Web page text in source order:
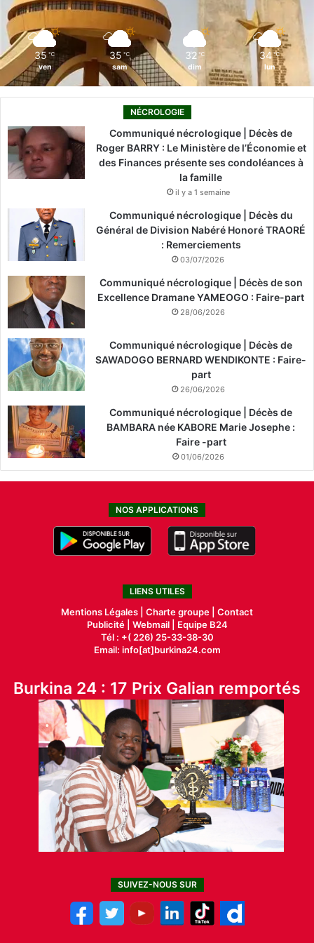
k
n
35 ℃
ven
35 ℃
sam
32 ℃
dim
34 ℃
lun
NÉCROLOGIE
Communiqué nécrologique | Décès de
Roger BARRY : Le Ministère de l’Économie et
des Finances présente ses condoléances à
la famille
il y a 1 semaine
Communiqué nécrologique | Décès du
Général de Division Nabéré Honoré TRAORÉ
: Remerciements
03/07/2026
Communiqué nécrologique | Décès de son
Excellence Dramane YAMEOGO : Faire-part
28/06/2026
Communiqué nécrologique | Décès de
SAWADOGO BERNARD WENDIKONTE : Faire-
part
26/06/2026
Communiqué nécrologique | Décès de
BAMBARA née KABORE Marie Josephe :
Faire -part
01/06/2026
NOS APPLICATIONS
LIENS UTILES
Mentions Légales | Charte groupe | Contact
Publicité| Webmail |
Equipe B24
Tél : +( 226) 25-33-38-30
Email: info[at]burkina24.com
Burkina 24 : 17 Prix Galian remportés
SUIVEZ-NOUS SUR